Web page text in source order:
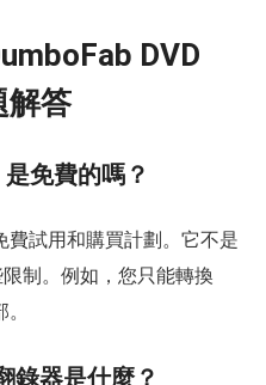
DVD
解答
免費的嗎？
費試用和購買計劃。它不是
制。例如，您只能轉換
錄器是什麼？